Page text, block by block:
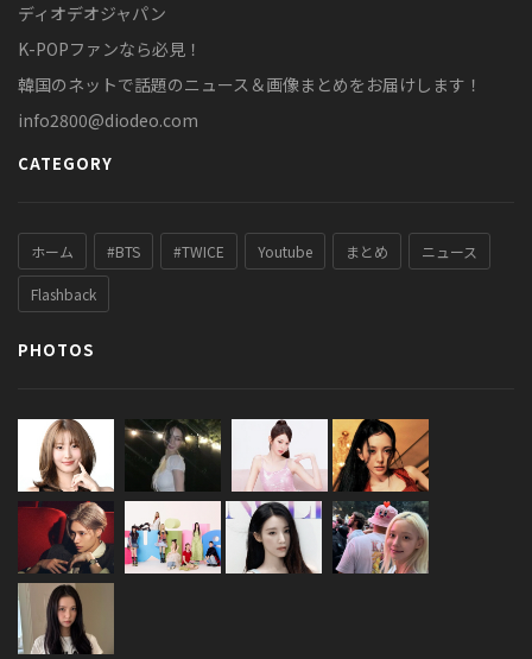
ディオデオジャパン
K-POPファンなら必見！
韓国のネットで話題のニュース＆画像まとめをお届けします！
info2800@diodeo.com
CATEGORY
ホーム #BTS #TWICE Youtube まとめ ニュース
Flashback
PHOTOS